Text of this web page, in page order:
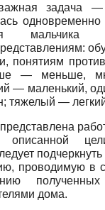
задача —
одновременно
мальчика
понятиям
— меньше,
— маленький,
тяжелый — легкий
описанной
проводимую в
дома.